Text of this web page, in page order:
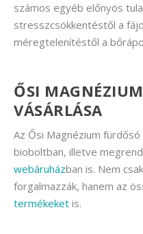
számos egyéb előnyös
stresszcsökkentéstől a
méregtelenítéstől a
ŐSI
VÁSÁRLÁSA
Az Ősi Magnézium
bioboltban, illetve
webáruházban is. Nem
forgalmazzák, hanem az
termékeket is.